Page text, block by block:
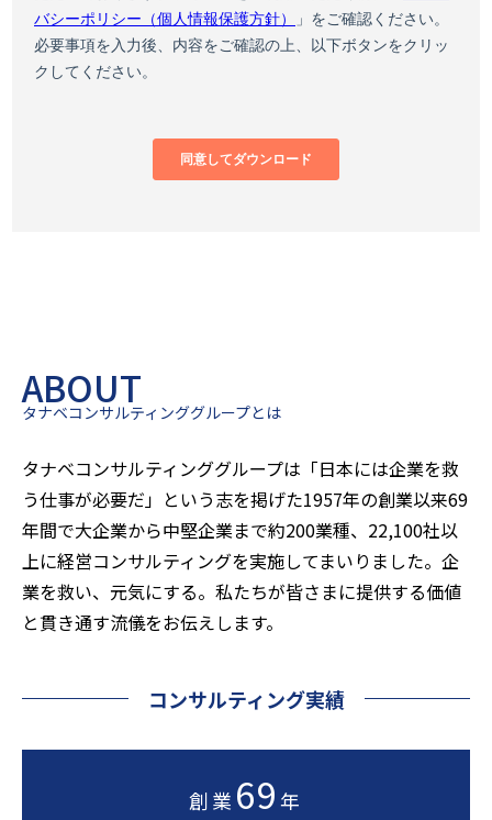
ABOUT
タナベコンサルティンググループとは
タナベコンサルティンググループは「日本には企業を救
う仕事が必要だ」という志を掲げた1957年の創業以来69
年間で大企業から中堅企業まで約200業種、22,100社以
上に経営コンサルティングを実施してまいりました。企
業を救い、元気にする。私たちが皆さまに提供する価値
と貫き通す流儀をお伝えします。
コンサルティング実績
創業 69年